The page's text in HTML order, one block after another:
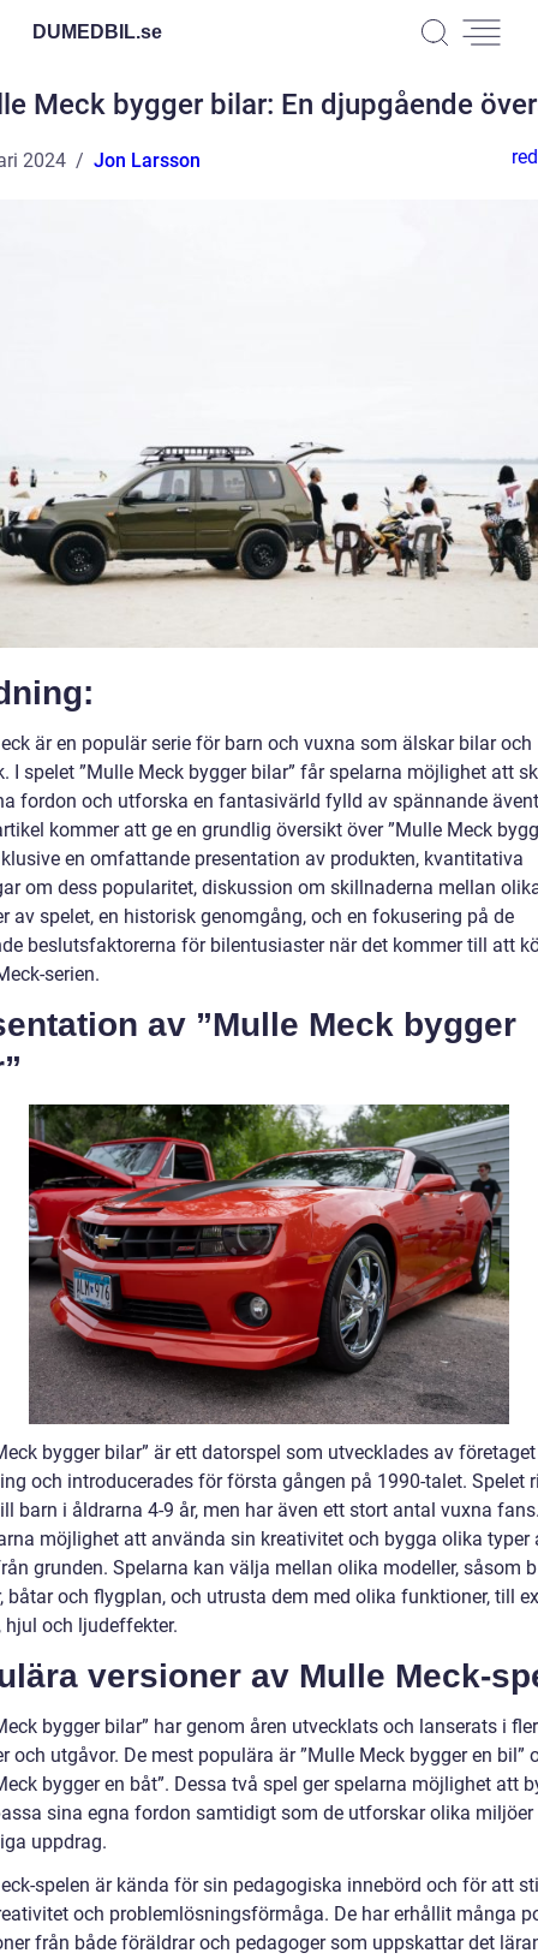
DUMEDBIL.se
Meck bygger bilar: En djupgående
2024 Jon Larsson
är en populär serie för barn och vuxna som älskar bilar och
I spelet ”Mulle Meck bygger bilar” får spelarna möjlighet att
fordon och utforska en fantasivärld fylld av spännande
kommer att ge en grundlig översikt över ”Mulle Meck
en omfattande presentation av produkten, kvantitativa
om dess popularitet, diskussion om skillnaderna mellan
av spelet, en historisk genomgång, och en fokusering på de
beslutsfaktorerna för bilentusiaster när det kommer till att
serien.
av ”Mulle Meck bygger
bygger bilar” är ett datorspel som utvecklades av företaget
och introducerades för första gången på 1990-talet. Spelet
barn i åldrarna 4-9 år, men har även ett stort antal vuxna
möjlighet att använda sin kreativitet och bygga olika typer
grunden. Spelarna kan välja mellan olika modeller, såsom
båtar och flygplan, och utrusta dem med olika funktioner, till
hjul och ljudeffekter.
versioner av Mulle Meck-
bygger bilar” har genom åren utvecklats och lanserats i
och utgåvor. De mest populära är ”Mulle Meck bygger en bil”
bygger en båt”. Dessa två spel ger spelarna möjlighet att
sina egna fordon samtidigt som de utforskar olika miljöer
uppdrag.
spelen är kända för sin pedagogiska innebörd och för att
och problemlösningsförmåga. De har erhållit många
från både föräldrar och pedagoger som uppskattar det